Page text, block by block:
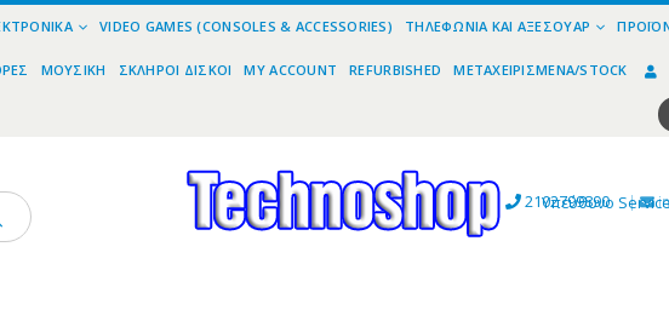
VIDEO GAMES (CONSOLES & ACCESSORIES) ΤΗΛΕΦΩΝΊΑ ΚΑΙ ΑΞΕΣΟΥΆΡ
ΜΟΥΣΙΚΉ ΣΚΛΗΡΟΊ ΔΊΣΚΟΙ MY ACCOUNT REFURBISHED ΜΕΤΑΧΕΙΡΙΣΜΈΝΑ/STOCK
2102799890 |
Υπεύθυνο